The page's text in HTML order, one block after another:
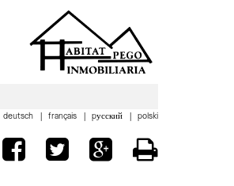
deutsch français pусский polski